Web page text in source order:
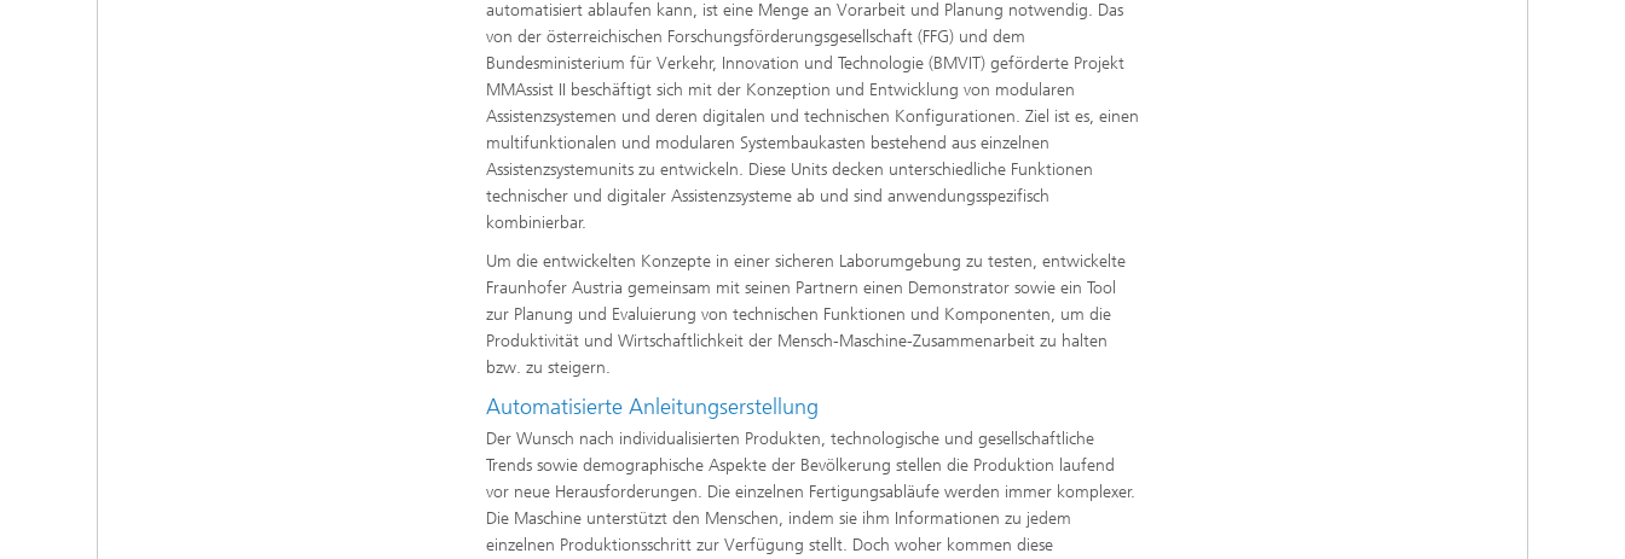
automatisiert ablaufen kann, ist eine Menge an Vorarbeit und Planung notwendig. Das
von der österreichischen Forschungsförderungsgesellschaft (FFG) und dem
Bundesministerium für Verkehr, Innovation und Technologie (BMVIT) geförderte Projekt
MMAssist II beschäftigt sich mit der Konzeption und Entwicklung von modularen
Assistenzsystemen und deren digitalen und technischen Konfigurationen. Ziel ist es, einen
multifunktionalen und modularen Systembaukasten bestehend aus einzelnen
Assistenzsystemunits zu entwickeln. Diese Units decken unterschiedliche Funktionen
technischer und digitaler Assistenzsysteme ab und sind anwendungsspezifisch
kombinierbar.
Um die entwickelten Konzepte in einer sicheren Laborumgebung zu testen, entwickelte
Fraunhofer Austria gemeinsam mit seinen Partnern einen Demonstrator sowie ein Tool
zur Planung und Evaluierung von technischen Funktionen und Komponenten, um die
Produktivität und Wirtschaftlichkeit der Mensch-Maschine-Zusammenarbeit zu halten
bzw. zu steigern.
Automatisierte Anleitungserstellung
Der Wunsch nach individualisierten Produkten, technologische und gesellschaftliche
Trends sowie demographische Aspekte der Bevölkerung stellen die Produktion laufend
vor neue Herausforderungen. Die einzelnen Fertigungsabläufe werden immer komplexer.
Die Maschine unterstützt den Menschen, indem sie ihm Informationen zu jedem
einzelnen Produktionsschritt zur Verfügung stellt. Doch woher kommen diese